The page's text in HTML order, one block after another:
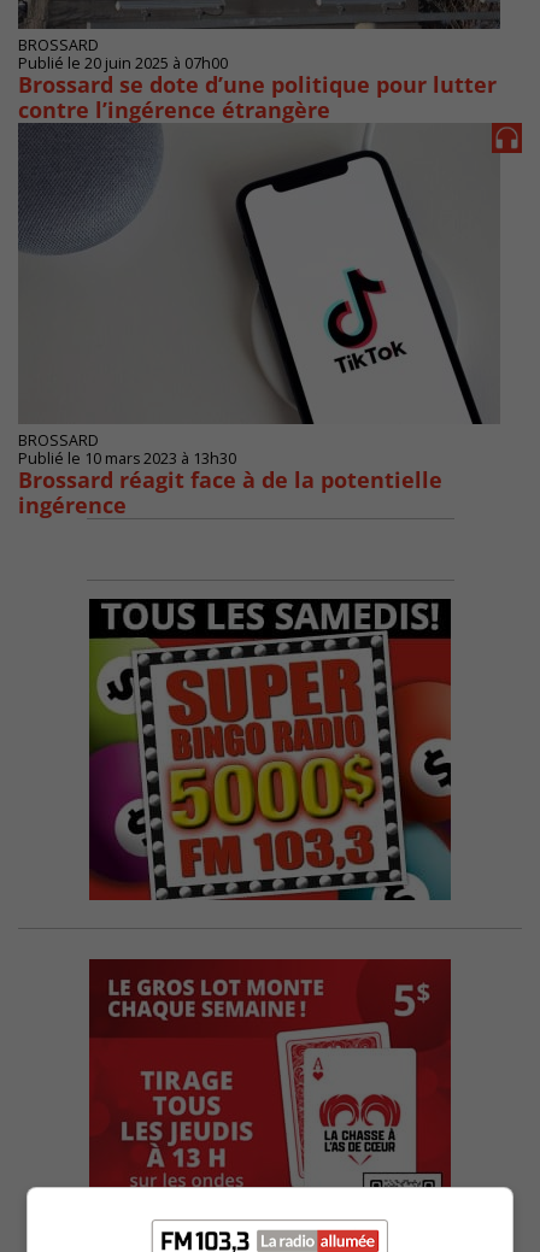
BROSSARD
Publié le 20 juin 2025 à 07h00
Brossard se dote d’une politique pour lutter
contre l’ingérence étrangère
BROSSARD
Publié le 10 mars 2023 à 13h30
Brossard réagit face à de la potentielle
ingérence